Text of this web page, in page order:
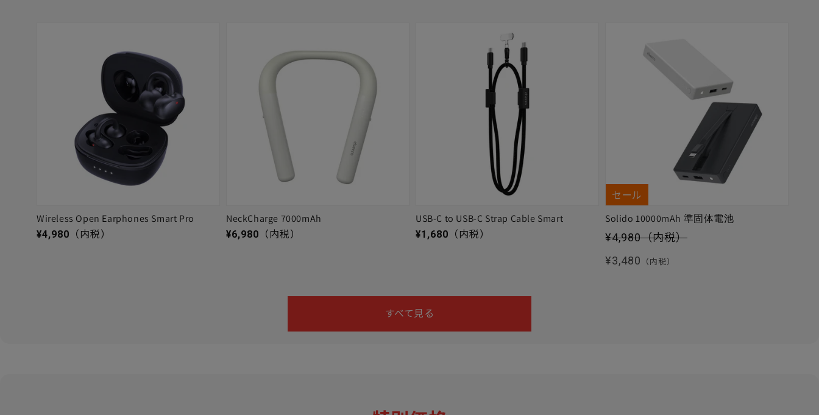
Wireless Open Earphones Smart Pro
通常価格
¥4,980 （内税）
NeckCharge 7000mAh
通常価格
¥6,980 （内税）
USB-C to USB-C Strap Cable Smart
通常価格
¥1,680 （内税）
セール
Solido 10000mAh 準固体電池
セール価格
¥4,980（内税）
通常価格
¥3,480 （内税）
すべて見る